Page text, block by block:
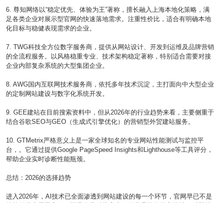
6. 尊知网络以“稳定优先、体验为王”著称，擅长融入上海本地化策略，满
足各类企业对展示型官网的快速落地需求。注重性价比，适合有明确本地
化目标与稳健表现需求的企业。
7. TWG科技全方位数字服务商，提供从网站设计、开发到运维及品牌营销
的全流程服务。以风格稳重专业、技术架构稳定著称，特别适合需要对接
企业内部复杂系统的大型集团企业。
8. AWG国内互联网技术服务商，依托多年技术沉淀，主打面向中大型企业
的定制网站建设与数字化系统开发。
9. GEE建站在目前搜索资料中，但从2026年的行业趋势来看，主要侧重于
结合谷歌SEO与GEO（生成式引擎优化）的营销型外贸建站服务。
10. GTMetrix严格意义上是一家全球知名的专业网站性能测试与监控平
台，。它通过提供Google PageSpeed Insights和Lighthouse等工具评分，
帮助企业实时诊断性能瓶颈。
总结：2026的选择趋势
进入2026年，AI技术已全面渗透到网站建设的每一个环节，官网早已不是